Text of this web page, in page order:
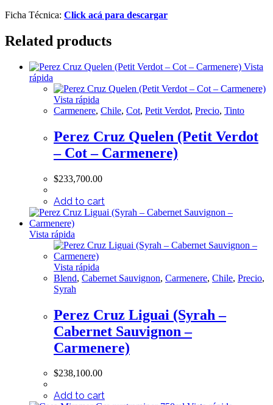
Ficha Técnica: Click acá para descargar
Related products
Vista
rápida
Vista rápida
Carmenere, Chile, Cot, Petit Verdot, Precio, Tinto
Perez Cruz Quelen (Petit Verdot
– Cot – Carmenere)
$233,700.00
Add to cart
Vista rápida
Vista rápida
Blend, Cabernet Sauvignon, Carmenere, Chile, Precio,
Syrah
Perez Cruz Liguai (Syrah –
Cabernet Sauvignon –
Carmenere)
$238,100.00
Add to cart